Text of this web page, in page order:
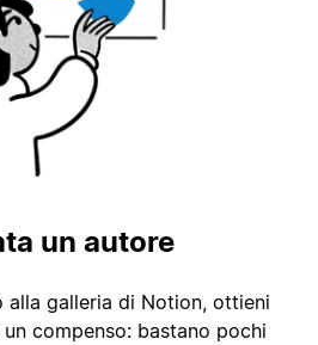
un autore
alla galleria di Notion, ottieni
compenso: bastano pochi